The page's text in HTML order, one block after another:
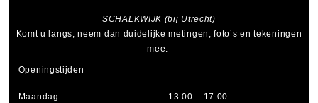
SCHALKWIJK (bij Utrecht)
Komt u langs, neem dan duidelijke metingen, foto’s en tekeningen
mee.
Openingstijden
Maandag 13:00 – 17:00